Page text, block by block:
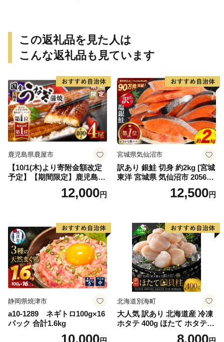
この返礼品を見た人は
こんな返礼品も見ています
鹿児島県鹿屋市
【10/1(木)より寄附金額改定
予定】【期間限定】鹿児島県
大隅産うなぎ蒲焼4尾（400
g） KN007-02312,000円
宮城県気仙沼市
訳あり 銀鮭 切身 約2kg [宮城
東洋 宮城県 気仙沼市 205649
91] 鮭 魚介類 海鮮 訳アリ 規
格外 不揃い さけ サケ 鮭切身
切り身 魚 わけあり
12,500円
静岡県焼津市
a10-1289 ネギトロ100g×16
パック 合計1.6kg
北海道別海町
大人気 訳あり 北海道産 冷凍
ホタテ 400g ほたて ホタテ